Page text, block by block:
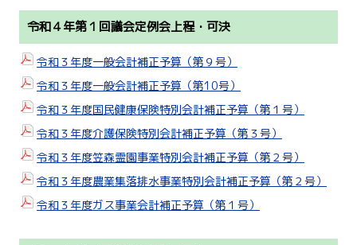
令和４年第１回議会定例会上程・可決
令和３年度一般会計補正予算（第９号）
令和３年度一般会計補正予算（第10号）
令和３年度国民健康保険特別会計補正予算（第１号）
令和３年度介護保険特別会計補正予算（第３号）
令和３年度笠森霊園事業特別会計補正予算（第２号）
令和３年度農業集落排水事業特別会計補正予算（第２号）
令和３年度ガス事業会計補正予算（第１号）